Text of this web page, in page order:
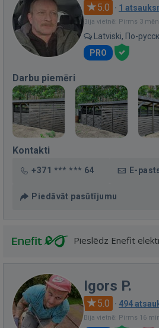
5.0 · 1
Bija vietnē: Pirms 3
Latviski, По-
PRO
Darbu piemēri
Kontakti
+371 *** *** 64 E-
Piedāvāt pasūtījumu
Pieslēdz Enefit
Igors P.
5.0 · 494
Bija vietnē: Pirms 16